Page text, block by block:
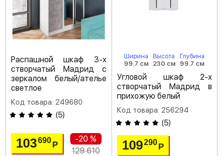
Распашной шкаф 3-х
створчатый Мадрид с
зеркалом белый/ателье
светлое
Код товара: 249680
(5)
103690 Р
-20 %
129 610
Ширина
99.7 см
Высота
230 см
Глубина
99.7 см
Угловой шкаф 2-х
створчатый Мадрид в
прихожую белый
Код товара: 256294
(5)
109290 Р